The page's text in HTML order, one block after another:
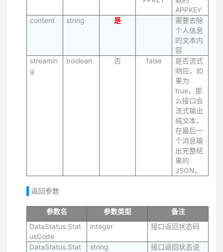
APPKEY
content
string 是
需要去除
个人信息
的文本内
容
streamin
g
boolean 否 false
是否流式
响应，如
果为
true，那
么接口会
流式输出
纯文本，
在最后一
个消息输
出完整结
果的
JSON。
返回参数
参数名 参数类型
备注
DataStatus.Stat
usCode
integer 接口返回状态码
DataStatus.Stat
string
接口返回状态说